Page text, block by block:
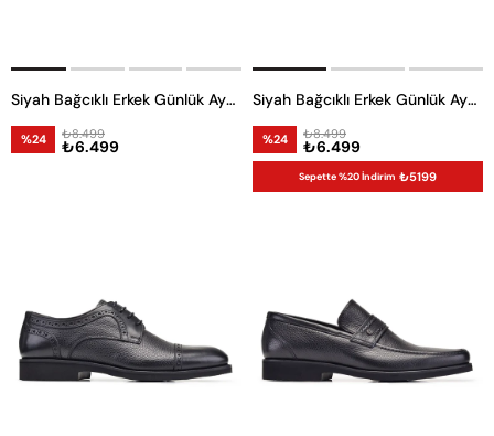
Siyah Bağcıklı Erkek Günlük Ayakkabı
%24 ₺6.499
₺8.499
Siyah Bağcıklı Erkek Günlük Ayakkabı
%24 ₺6.499
₺8.499
Sepette %20 İndirim ₺5199